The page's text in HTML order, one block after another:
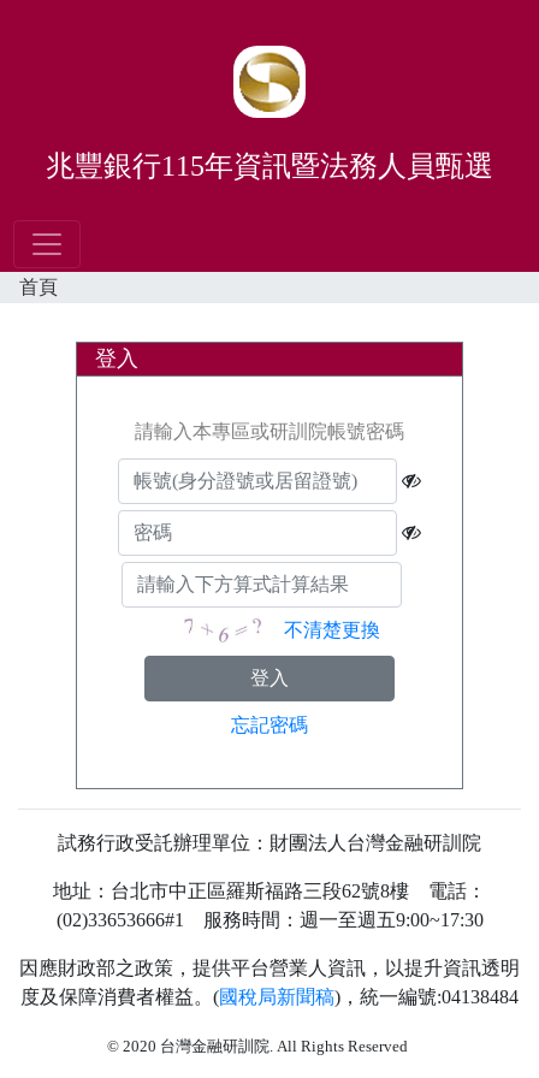
兆豐銀行115年資訊暨法務人員甄選
首頁
登入
請輸入本專區或研訓院帳號密碼
不清楚更換
忘記密碼
試務行政受託辦理單位：財團法人台灣金融研訓院
地址：台北市中正區羅斯福路三段62號8樓 電話：
(02)33653666#1 服務時間：週一至週五9:00~17:30
因應財政部之政策，提供平台營業人資訊，以提升資訊透明
度及保障消費者權益。(國稅局新聞稿)，統一編號:04138484
© 2020 台灣金融研訓院. All Rights Reserved